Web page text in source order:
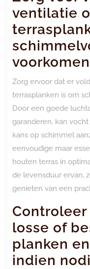
ventilatie
Zorg ervoor dat er
terrasplanken is om
Door een goede
garanderen, kan
kans op schimmel
eenvoudige maar
houten terras in
de levensduur ervan,
genieten van een
losse of
planken
indien